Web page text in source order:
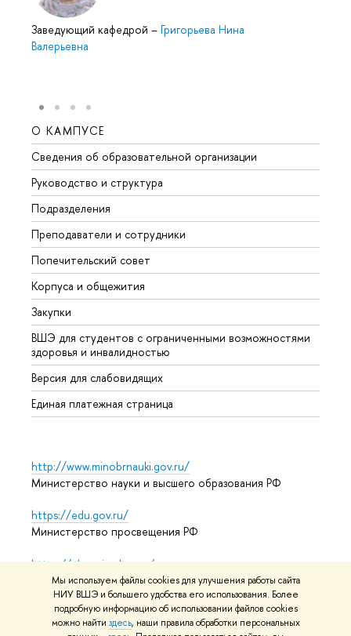
Мы используем файлы cookies для улучшения работы сайта
НИУ ВШЭ и большего удобства его использования. Более
подробную информацию об использовании файлов cookies
можно найти здесь, наши правила обработки персональных
Заведующий кафедрой – Григорьева Нина
Валерьевна
О КАМПУСЕ
Сведения об образовательной организации
Руководство и структура
Подразделения
Преподаватели и сотрудники
Попечительский совет
Корпуса и общежития
Закупки
ВШЭ для студентов с ограниченными возможностями
здоровья и инвалидностью
Версия для слабовидящих
Единая платежная страница
http://www.minobrnauki.gov.ru/
Министерство науки и высшего образования РФ
https://edu.gov.ru/
Министерство просвещения РФ
https://elearning.hse.ru/mooc
Массовые открытые онлайн-курсы